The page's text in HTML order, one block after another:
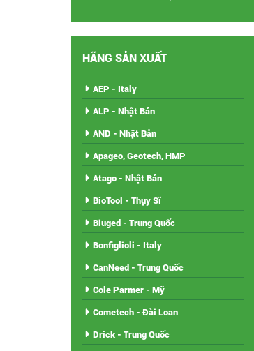
HÃNG SẢN XUẤT
AEP - Italy
ALP - Nhật Bản
AND - Nhật Bản
Apageo, Geotech, HMP
Atago - Nhật Bản
BioTool - Thụy Sĩ
Biuged - Trung Quốc
Bonfiglioli - Italy
CanNeed - Trung Quốc
Cole Parmer - Mỹ
Cometech - Đài Loan
Drick - Trung Quốc